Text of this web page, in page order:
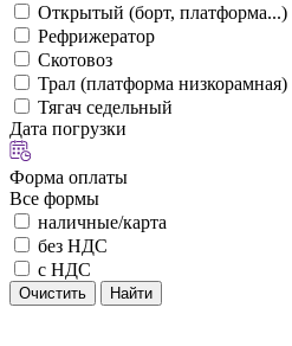
Открытый (борт, платформа...)
Рефрижератор
Скотовоз
Трал (платформа низкорамная)
Тягач седельный
Дата погрузки
Форма оплаты
Все формы
наличные/карта
без НДС
с НДС
Очистить Найти